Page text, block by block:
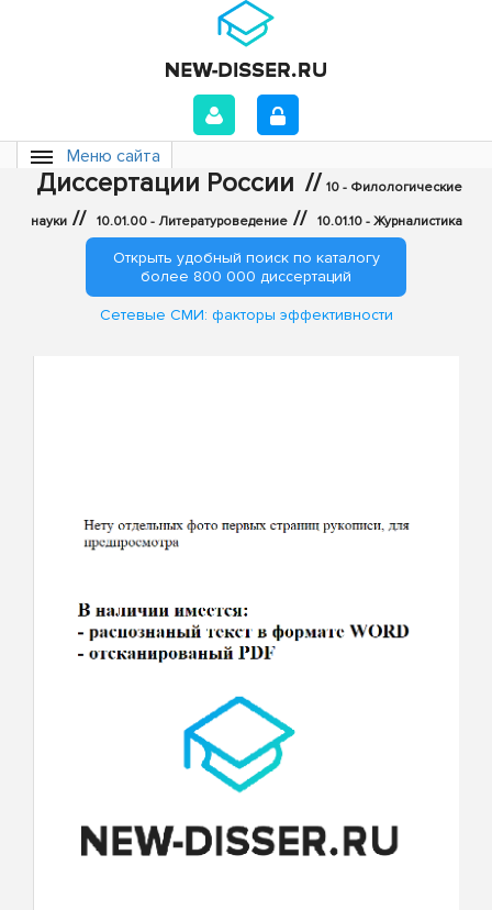
Меню сайта
Диссертации России // 10 - Филологические
науки // 10.01.00 - Литературоведение // 10.01.10 - Журналистика
Открыть удобный поиск по каталогу
более 800 000 диссертаций
Сетевые СМИ: факторы эффективности